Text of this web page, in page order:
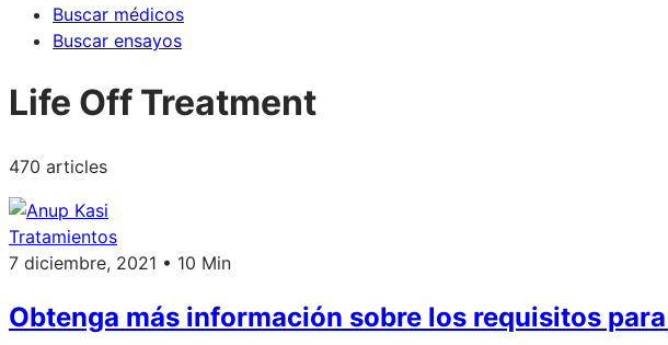
Buscar médicos
Buscar ensayos
Life Off Treatment
470 articles
Tratamientos
7 diciembre, 2021 • 10 Min
Obtenga más información sobre los requisitos